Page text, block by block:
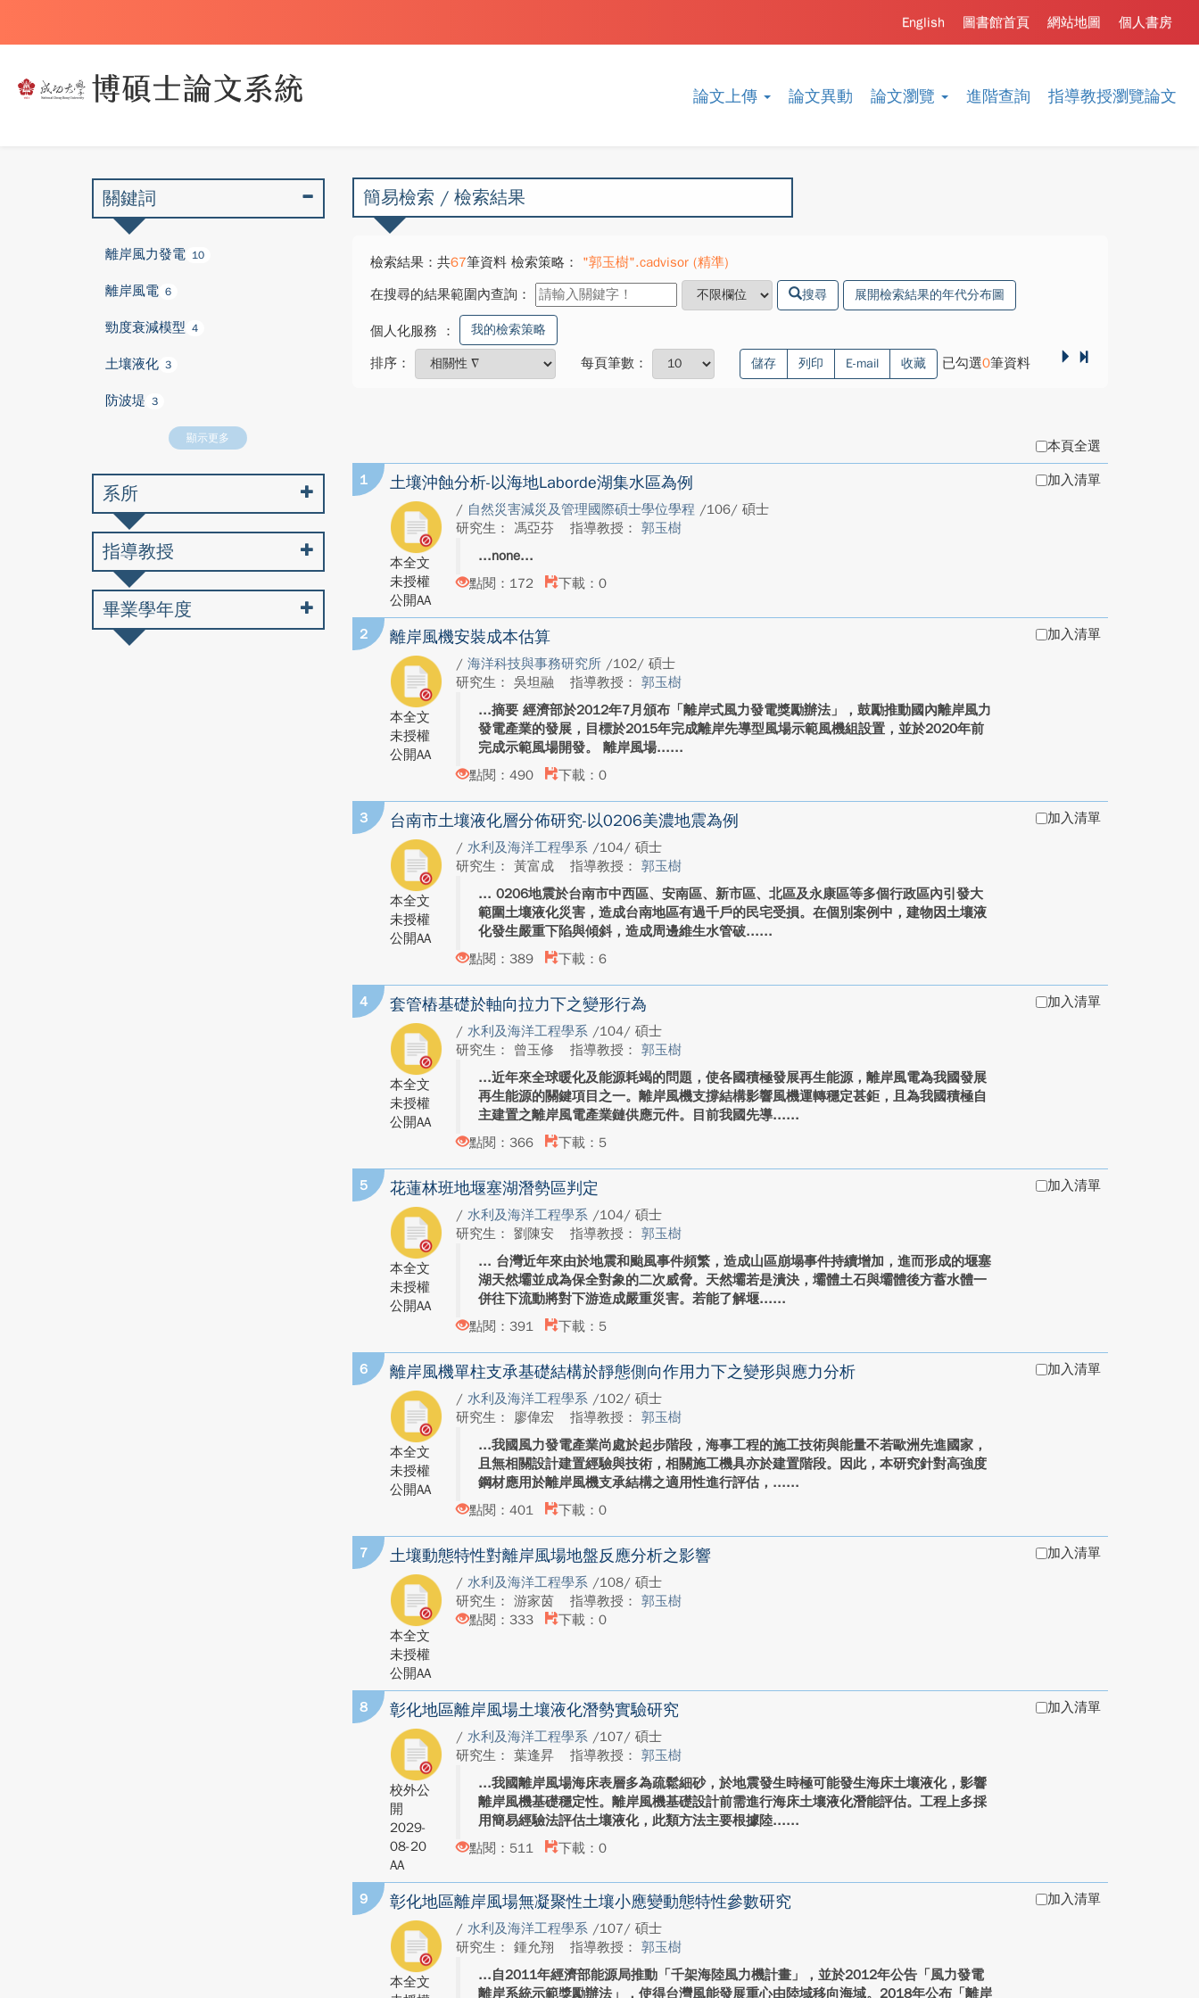
論文上傳 論文異動 論文瀏覽 進階查詢 指導教授瀏覽論文
個人書房
網站地圖
圖書館首頁
English
簡易檢索 / 檢索結果
檢索結果：共67筆資料 檢索策略：
"郭玉樹".cadvisor (精準)
在搜尋的結果範圍內查詢：
搜尋 展開檢索結果的年代分布圖
個人化服務 ： 我的檢索策略
排序： 每頁筆數： 儲存 列印 E-mail 收藏 已勾選0筆資料
本頁全選
1 土壤沖蝕分析-以海地Laborde湖集水區為例
本全文
未授權
公開AA
/ 自然災害減災及管理國際碩士學位學程 /106/ 碩士
研究生： 馮亞芬
指導教授：郭玉樹
none
點閱：172
下載：0
加入清單
2 離岸風機安裝成本估算
本全文
未授權
公開AA
/海洋科技與事務研究所 /102/ 碩士
研究生： 吳坦融
指導教授：郭玉樹
摘要 經濟部於2012年7月頒布「離岸式風力發電獎勵辦法」，鼓勵推動國內離岸風力
發電產業的發展，目標於2015年完成離岸先導型風場示範風機組設置，並於2020年前
完成示範風場開發。 離岸風場...
點閱：490
下載：0
加入清單
3 台南市土壤液化層分佈研究-以0206美濃地震為例
本全文
未授權
公開AA
/水利及海洋工程學系 /104/ 碩士
研究生： 黃富成
指導教授：郭玉樹
0206地震於台南市中西區、安南區、新市區、北區及永康區等多個行政區內引發大
範圍土壤液化災害，造成台南地區有過千戶的民宅受損。在個別案例中，建物因土壤液
化發生嚴重下陷與傾斜，造成周邊維生水管破...
點閱：389
下載：6
加入清單
4 套管樁基礎於軸向拉力下之變形行為
本全文
未授權
公開AA
/水利及海洋工程學系 /104/ 碩士
研究生： 曾玉修
指導教授：郭玉樹
近年來全球暖化及能源耗竭的問題，使各國積極發展再生能源，離岸風電為我國發展
再生能源的關鍵項目之一。離岸風機支撐結構影響風機運轉穩定甚鉅，且為我國積極自
主建置之離岸風電產業鏈供應元件。目前我國先導...
點閱：366
下載：5
加入清單
5 花蓮林班地堰塞湖潛勢區判定
本全文
未授權
公開AA
/水利及海洋工程學系 /104/ 碩士
研究生： 劉陳安
指導教授：郭玉樹
台灣近年來由於地震和颱風事件頻繁，造成山區崩塌事件持續增加，進而形成的堰塞
湖天然壩並成為保全對象的二次威脅。天然壩若是潰決，壩體土石與壩體後方蓄水體一
併往下流動將對下游造成嚴重災害。若能了解堰...
點閱：391
下載：5
加入清單
6 離岸風機單柱支承基礎結構於靜態側向作用力下之變形與應力分析
本全文
未授權
公開AA
/水利及海洋工程學系 /102/ 碩士
研究生： 廖偉宏
指導教授：郭玉樹
我國風力發電產業尚處於起步階段，海事工程的施工技術與能量不若歐洲先進國家，
且無相關設計建置經驗與技術，相關施工機具亦於建置階段。因此，本研究針對高強度
鋼材應用於離岸風機支承結構之適用性進行評估，...
點閱：401
下載：0
加入清單
7 土壤動態特性對離岸風場地盤反應分析之影響
本全文
未授權
公開AA
/水利及海洋工程學系 /108/ 碩士
研究生： 游家茵
指導教授：郭玉樹
點閱：333
下載：0
加入清單
8 彰化地區離岸風場土壤液化潛勢實驗研究
校外公
開
2029-
08-20
AA
/水利及海洋工程學系 /107/ 碩士
研究生： 葉逢昇
指導教授：郭玉樹
我國離岸風場海床表層多為疏鬆細砂，於地震發生時極可能發生海床土壤液化，影響
離岸風機基礎穩定性。離岸風機基礎設計前需進行海床土壤液化潛能評估。工程上多採
用簡易經驗法評估土壤液化，此類方法主要根據陸...
點閱：511
下載：0
加入清單
9 彰化地區離岸風場無凝聚性土壤小應變動態特性參數研究
本全文
/水利及海洋工程學系 /107/ 碩士
研究生： 鍾允翔
指導教授：郭玉樹
自2011年經濟部能源局推動「千架海陸風力機計畫」，並於2012年公告「風力發電
離岸系統示範獎勵辦法」，使得台灣風能發展重心由陸域移向海域。2018年公布「離岸
加入清單
關鍵詞
離岸風力發電 10
離岸風電 6
勁度衰減模型 4
土壤液化 3
防波堤 3
顯示更多
系所
指導教授
畢業學年度